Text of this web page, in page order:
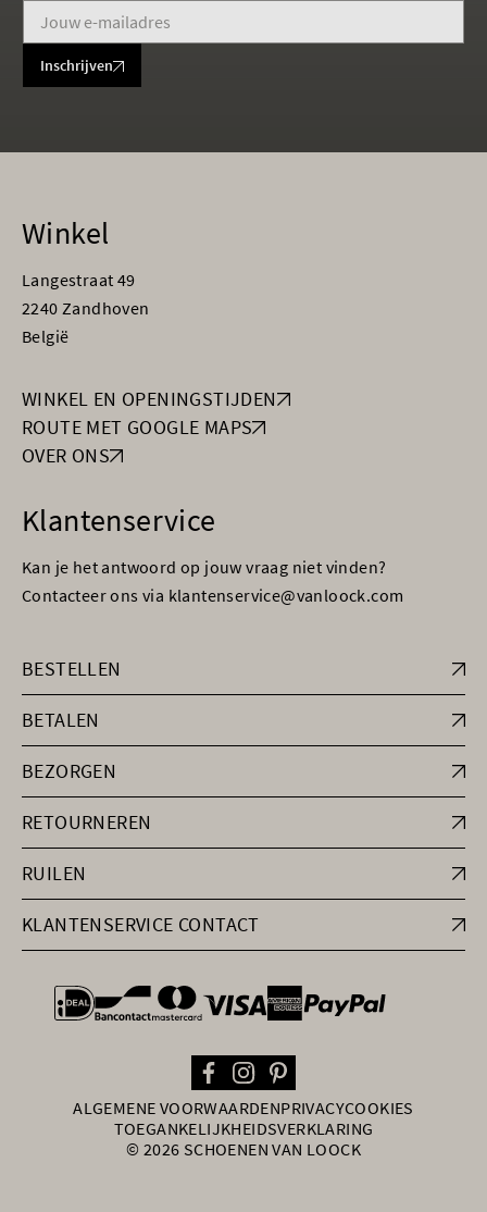
Inschrijven
Winkel
Langestraat 49
2240 Zandhoven
België
WINKEL EN OPENINGSTIJDEN
ROUTE MET GOOGLE MAPS
OVER ONS
Klantenservice
Kan je het antwoord op jouw vraag niet vinden?
Contacteer ons via klantenservice@vanloock.com
BESTELLEN
BETALEN
BEZORGEN
RETOURNEREN
RUILEN
KLANTENSERVICE CONTACT
general.paymentOptions
ALGEMENE VOORWAARDENPRIVACYCOOKIES
TOEGANKELIJKHEIDSVERKLARING
© 2026 SCHOENEN VAN LOOCK